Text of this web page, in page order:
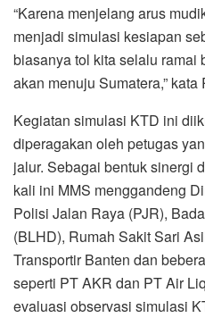
“Karena menjelang arus
menjadi simulasi kesiapan
biasanya tol kita selalu ramai
akan menuju Sumatera,” kata
Kegiatan simulasi KTD ini
diperagakan oleh petugas
jalur. Sebagai bentuk sinergi
kali ini MMS menggandeng
Polisi Jalan Raya (PJR),
(BLHD), Rumah Sakit Sari
Transportir Banten dan
seperti PT AKR dan PT Air
evaluasi observasi simulasi